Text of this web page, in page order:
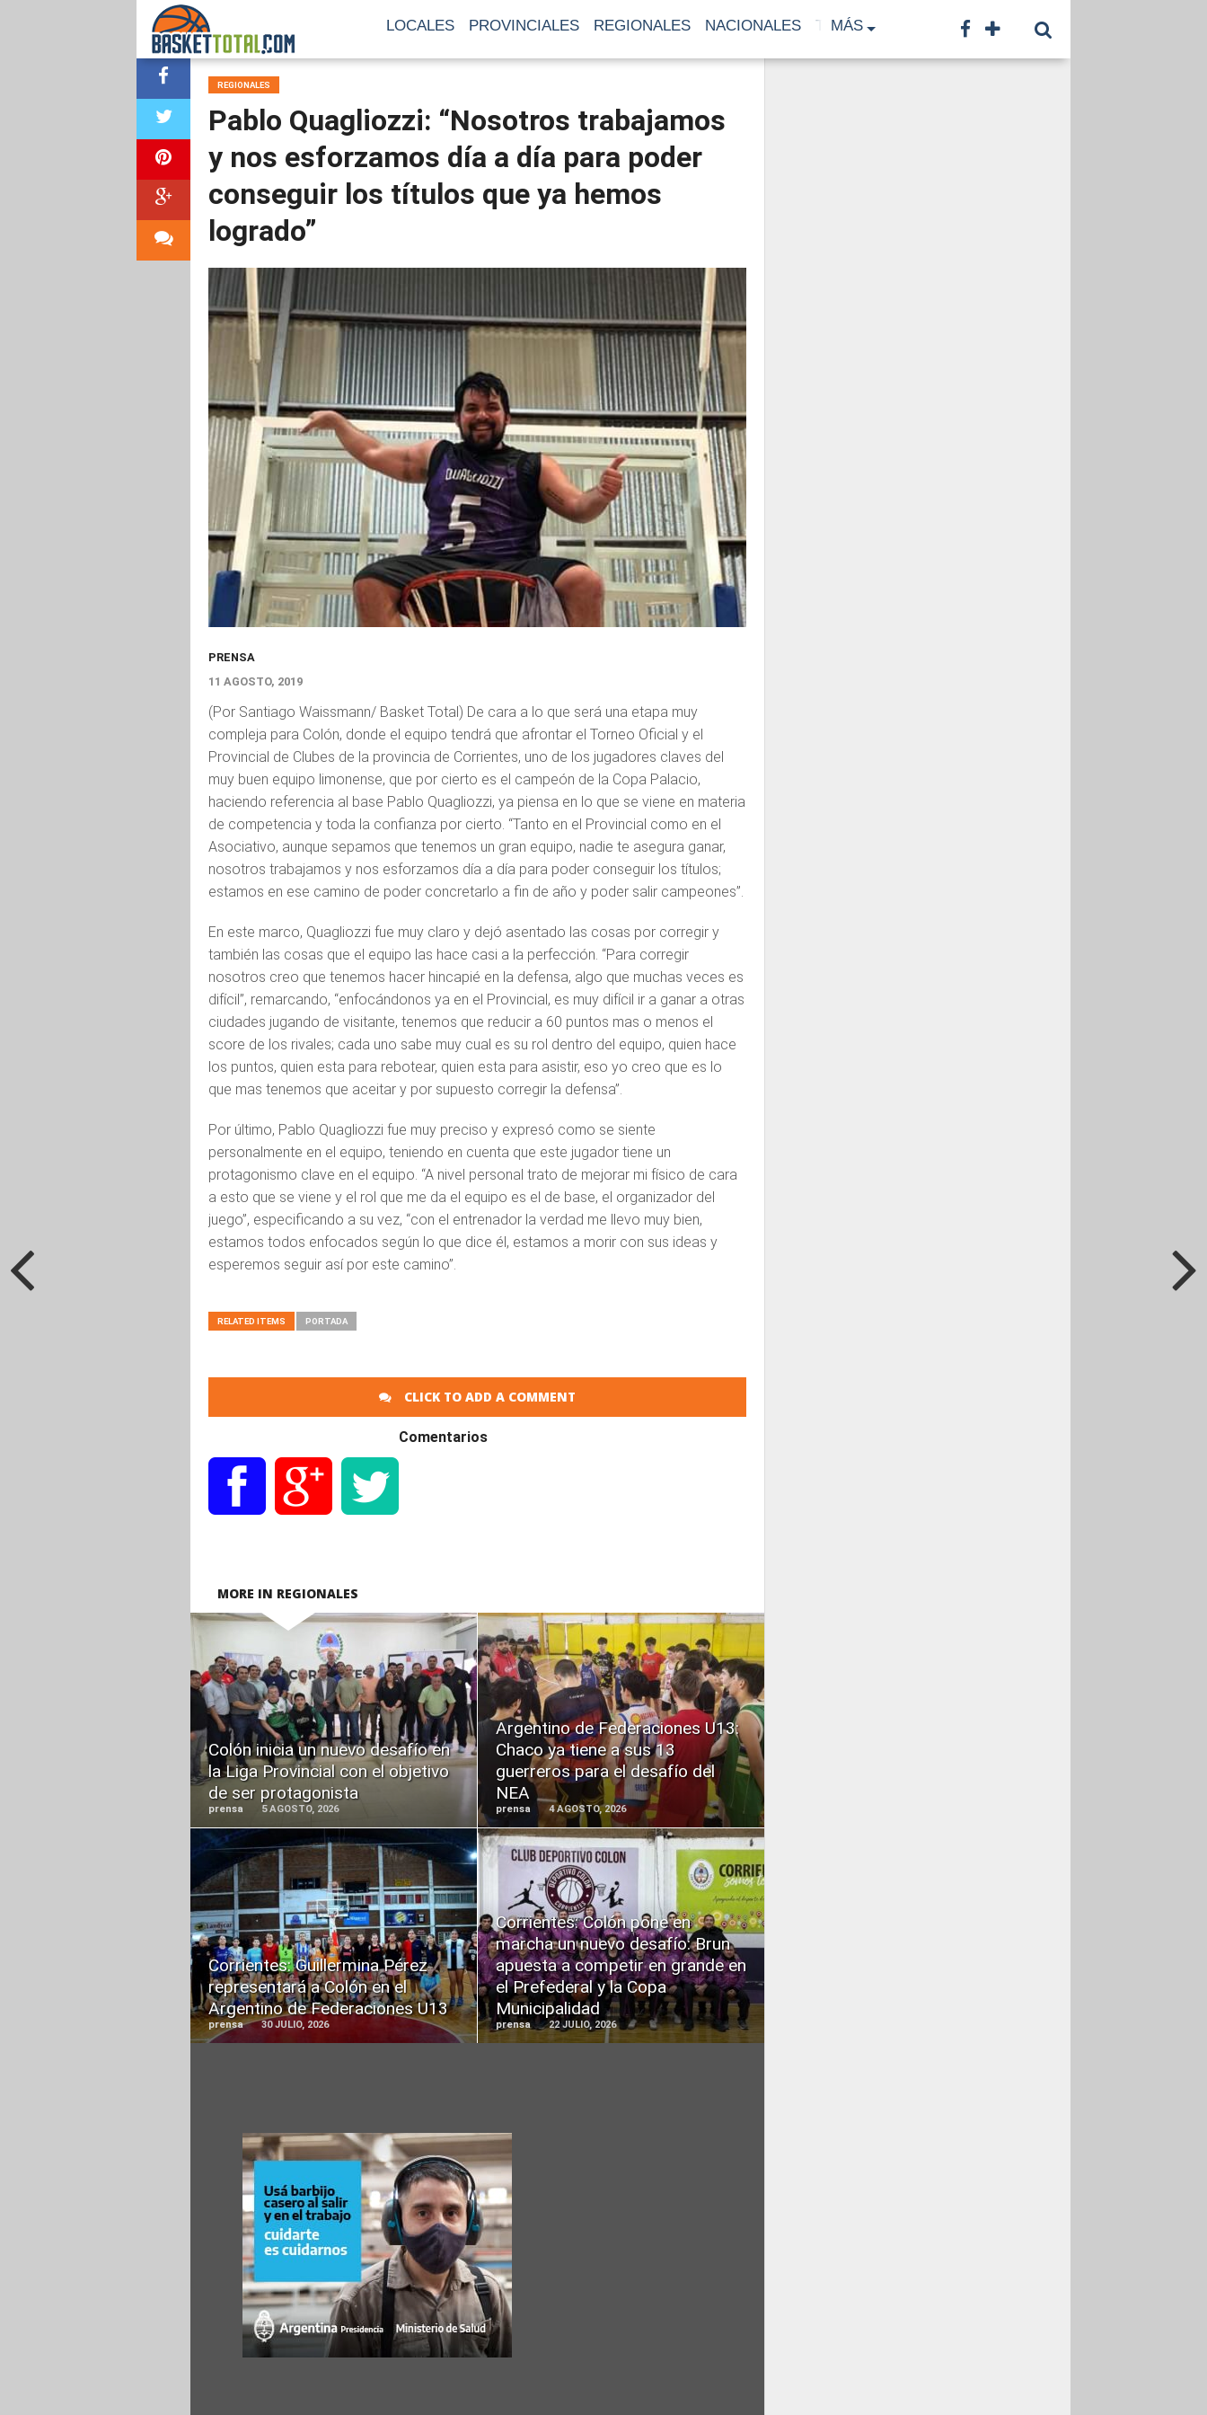
LOCALES PROVINCIALES REGIONALES NACIONALES TF TNA CONTACTO
MÁS
REGIONALES
Pablo Quagliozzi: “Nosotros trabajamos
y nos esforzamos día a día para poder
conseguir los títulos que ya hemos
logrado”
PRENSA
11 AGOSTO, 2019
(Por Santiago Waissmann/ Basket Total) De cara a lo que será una etapa muy
compleja para Colón, donde el equipo tendrá que afrontar el Torneo Oficial y el
Provincial de Clubes de la provincia de Corrientes, uno de los jugadores claves del
muy buen equipo limonense, que por cierto es el campeón de la Copa Palacio,
haciendo referencia al base Pablo Quagliozzi, ya piensa en lo que se viene en materia
de competencia y toda la confianza por cierto. “Tanto en el Provincial como en el
Asociativo, aunque sepamos que tenemos un gran equipo, nadie te asegura ganar,
nosotros trabajamos y nos esforzamos día a día para poder conseguir los títulos;
estamos en ese camino de poder concretarlo a fin de año y poder salir campeones”.
En este marco, Quagliozzi fue muy claro y dejó asentado las cosas por corregir y
también las cosas que el equipo las hace casi a la perfección. “Para corregir
nosotros creo que tenemos hacer hincapié en la defensa, algo que muchas veces es
difícil”, remarcando, “enfocándonos ya en el Provincial, es muy difícil ir a ganar a otras
ciudades jugando de visitante, tenemos que reducir a 60 puntos mas o menos el
score de los rivales; cada uno sabe muy cual es su rol dentro del equipo, quien hace
los puntos, quien esta para rebotear, quien esta para asistir, eso yo creo que es lo
que mas tenemos que aceitar y por supuesto corregir la defensa”.
Por último, Pablo Quagliozzi fue muy preciso y expresó como se siente
personalmente en el equipo, teniendo en cuenta que este jugador tiene un
protagonismo clave en el equipo. “A nivel personal trato de mejorar mi físico de cara
a esto que se viene y el rol que me da el equipo es el de base, el organizador del
juego”, especificando a su vez, “con el entrenador la verdad me llevo muy bien,
estamos todos enfocados según lo que dice él, estamos a morir con sus ideas y
esperemos seguir así por este camino”.
RELATED ITEMS PORTADA
CLICK TO ADD A COMMENT
Comentarios
MORE IN REGIONALES
Colón inicia un nuevo desafío en
la Liga Provincial con el objetivo
de ser protagonista
prensa 5 AGOSTO, 2026
READ
MORE
Argentino de Federaciones U13:
Chaco ya tiene a sus 13
guerreros para el desafío del
NEA
prensa 4 AGOSTO, 2026
READ
MORE
Corrientes: Guillermina Pérez
representará a Colón en el
Argentino de Federaciones U13
prensa 30 JULIO, 2026
READ
MORE
Corrientes: Colón pone en
marcha un nuevo desafío: Brun
apuesta a competir en grande en
el Prefederal y la Copa
Municipalidad
prensa 22 JULIO, 2026
READ
MORE